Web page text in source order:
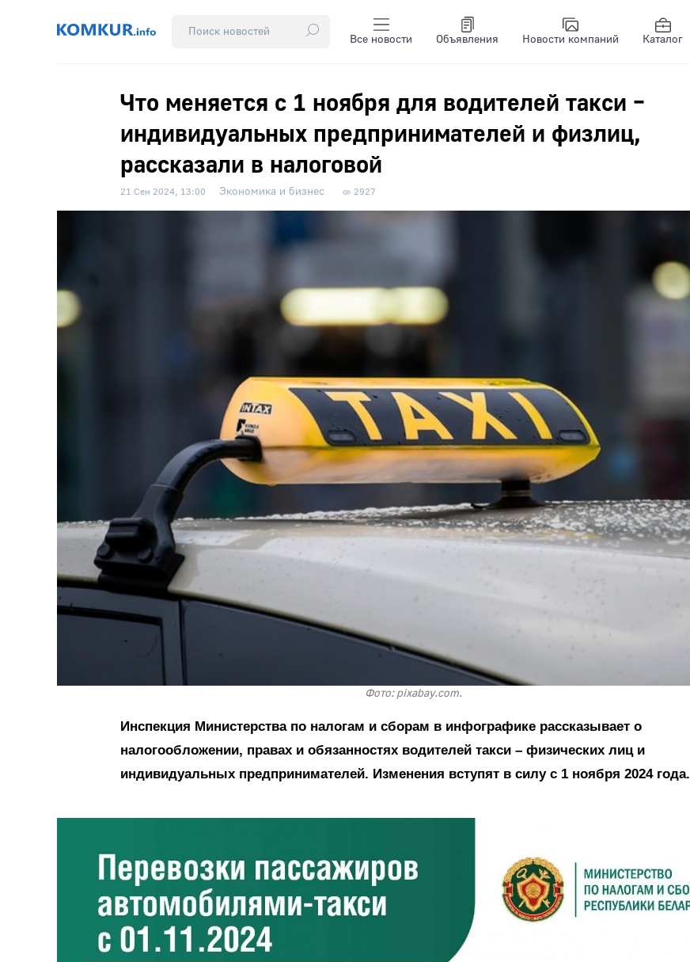
Все новости Объявления Новости компаний Каталог
Что меняется с 1 ноября для водителей такси –
индивидуальных предпринимателей и физлиц,
рассказали в налоговой
21 Сен 2024, 13:00 Экономика и бизнес 2927
Фото: pixabay.com.
Инспекция Министерства по налогам и сборам в инфографике рассказывает о
налогообложении, правах и обязанностях водителей такси – физических лиц и
индивидуальных предпринимателей. Изменения вступят в силу с 1 ноября 2024 года.